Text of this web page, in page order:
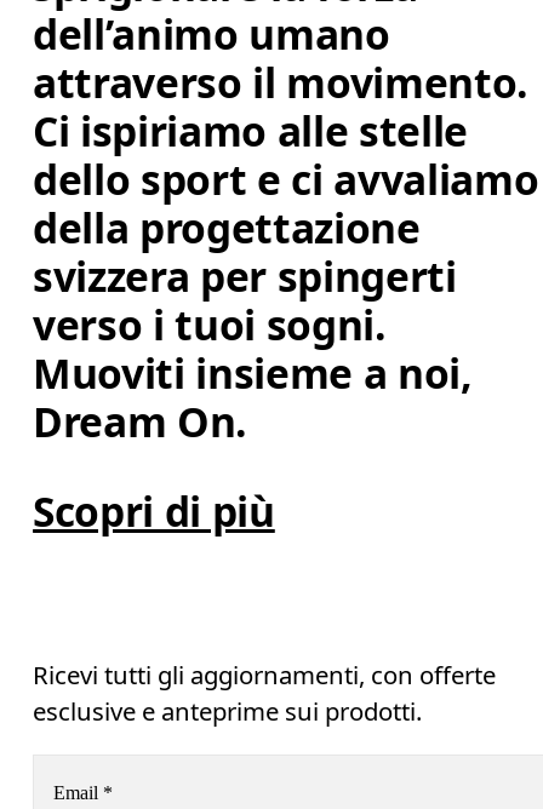
dell’animo umano
attraverso il movimento.
Ci ispiriamo alle stelle
dello sport e ci
della progettazione
svizzera per spingerti
verso i tuoi sogni.
Muoviti insieme a noi,
Dream On.
Scopri di più
Ricevi tutti gli aggiornamenti, con offerte
esclusive e anteprime sui prodotti.
Email *